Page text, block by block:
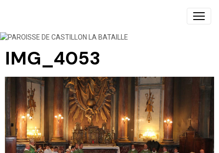
PAROISSE DE CASTILLON LA BATAILLE
IMG_4053